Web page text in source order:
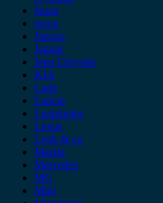
Isuzu
iveco
Jaecoo
Jaguar
Jeep Chrysler
KIA
Lada
Lancia
Leapmotor
Lexus
Lynk & co
Mazda
Mercedes
MG
Mini